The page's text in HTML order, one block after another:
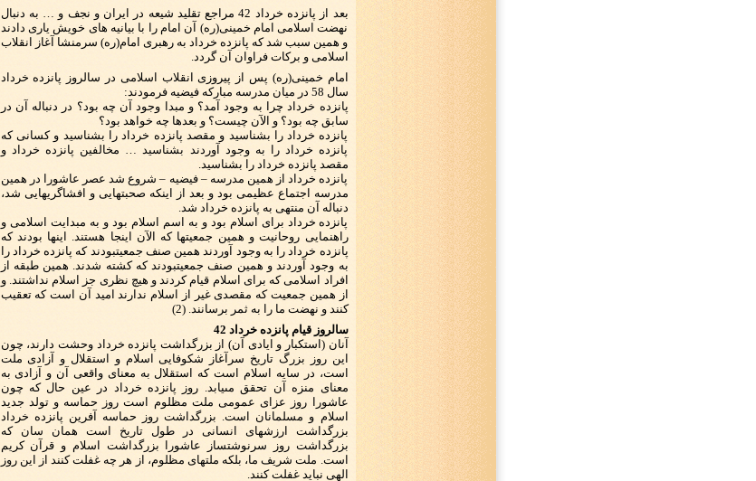
بعد از پانزده خرداد 42 مراجع تقليد شيعه در ايران و نجف و … به دنبال
نهضت اسلامى امام خمينى(ره) آن امام را با بيانيه ‏هاى خويش يارى دادند
و همين سبب شد كه پانزده خرداد به رهبرى امام(ره) سرمنشا آغاز انقلاب
اسلامى و بركات فراوان آن گردد.
امام خمينى(ره) پس از پيروزى انقلاب اسلامى در سالروز پانزده خرداد
سال 58 در ميان مدرسه مباركه فيضيه فرمودند:
پانزده خرداد چرا به وجود آمد؟ و مبدا وجود آن چه بود؟ در دنباله آن در
سابق چه بود؟ و الآن چيست؟ و بعدها چه خواهد بود؟
پانزده خرداد را بشناسيد و مقصد پانزده خرداد را بشناسيد و كسانى كه
پانزده خرداد را به وجود آوردند بشناسيد … مخالفين پانزده خرداد و
مقصد پانزده خرداد را بشناسيد.
پانزده خرداد از همين مدرسه – فيضيه – شروع شد عصر عاشورا در همين
مدرسه اجتماع عظيمى بود و بعد از اينكه صحبتهايى و افشاگريهايى شد،
دنباله آن منتهى به پانزده خرداد شد.
پانزده خرداد براى اسلام بود و به اسم اسلام بود و به مبدايت اسلامى و
راهنمايى روحانيت و همين جمعيتها كه الآن اينجا هستند. اينها بودند كه
پانزده خرداد را به وجود آوردند همين صنف جمعيت‏بودند كه پانزده خرداد را
به وجود آوردند و همين صنف جمعيت‏بودند كه كشته شدند. همين طبقه از
افراد اسلامى كه براى اسلام قيام كردند و هيچ نظرى جز اسلام نداشتند. و
از همين جمعيت كه مقصدى غير از اسلام ندارند اميد آن است كه تعقيب
كنند و نهضت ما را به ثمر برسانند. (2)
سالروز قيام پانزده خرداد 42
آنان (استكبار و ايادى آن) از بزرگداشت پانزده خرداد وحشت دارند، چون
اين روز بزرگ تاريخ سرآغاز شكوفايى اسلام و استقلال و آزادى ملت
است، در سايه اسلام است كه استقلال به معناى واقعى آن و آزادى به
معناى منزه آن تحقق مى‏يابد. روز پانزده خرداد در عين حال كه چون
عاشورا روز عزاى عمومى ملت مظلوم است روز حماسه و تولد جديد
اسلام و مسلمانان است. بزرگداشت روز حماسه‏ آفرين پانزده خرداد
بزرگداشت ارزشهاى انسانى در طول تاريخ است همان سان كه
بزرگداشت روز سرنوشت‏ساز عاشورا بزرگداشت اسلام و قرآن كريم
است. ملت‏ شريف ما، بلكه ملتهاى مظلوم، از هر چه غفلت كنند از اين روز
الهى نبايد غفلت كنند.